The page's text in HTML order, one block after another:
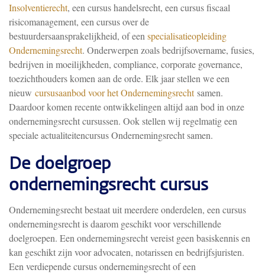
Insolventierecht, een cursus handelsrecht, een cursus fiscaal
risicomanagement, een cursus over de
bestuurdersaansprakelijkheid, of een specialisatieopleiding
Ondernemingsrecht. Onderwerpen zoals bedrijfsovername, fusies,
bedrijven in moeilijkheden, compliance, corporate governance,
toezichthouders komen aan de orde. Elk jaar stellen we een
nieuw cursusaanbod voor het Ondernemingsrechtsamen.
Daardoor komen recente ontwikkelingen altijd aan bod in onze
ondernemingsrecht cursussen. Ook stellen wij regelmatig een
speciale actualiteitencursus Ondernemingsrecht samen.
De doelgroep
ondernemingsrecht cursus
Ondernemingsrecht bestaat uit meerdere onderdelen, een cursus
ondernemingsrecht is daarom geschikt voor verschillende
doelgroepen. Een ondernemingsrecht vereist geen basiskennis en
kan geschikt zijn voor advocaten, notarissen en bedrijfsjuristen.
Een verdiepende cursus ondernemingsrecht of een